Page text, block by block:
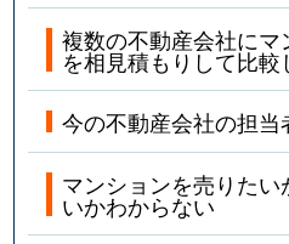
複数の不動産会社に
を相見積もりして比較
今の不動産会社の担当
マンションを売りた
いかわからない